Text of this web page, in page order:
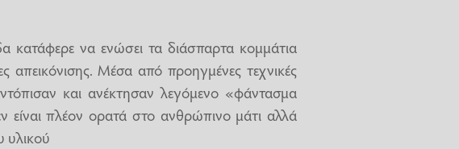
κατάφερε να ενώσει τα διάσπαρτα κομμάτια
απεικόνισης. Μέσα από προηγμένες τεχνικές
και ανέκτησαν λεγόμενο «φάντασμα
πλέον ορατά στο ανθρώπινο μάτι αλλά
υλικού